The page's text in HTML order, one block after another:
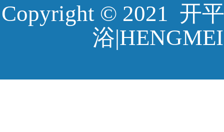
Copyright © 2021 开
浴